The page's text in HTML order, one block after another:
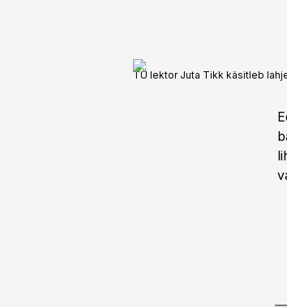
TÜ lektor Juta Tikk käsitleb